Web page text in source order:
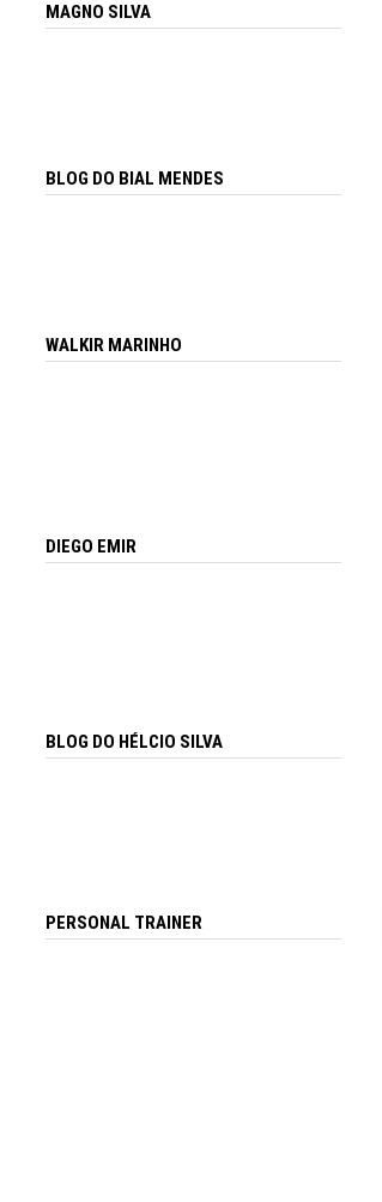
MAGNO SILVA
BLOG DO BIAL MENDES
WALKIR MARINHO
DIEGO EMIR
BLOG DO HÉLCIO SILVA
PERSONAL TRAINER